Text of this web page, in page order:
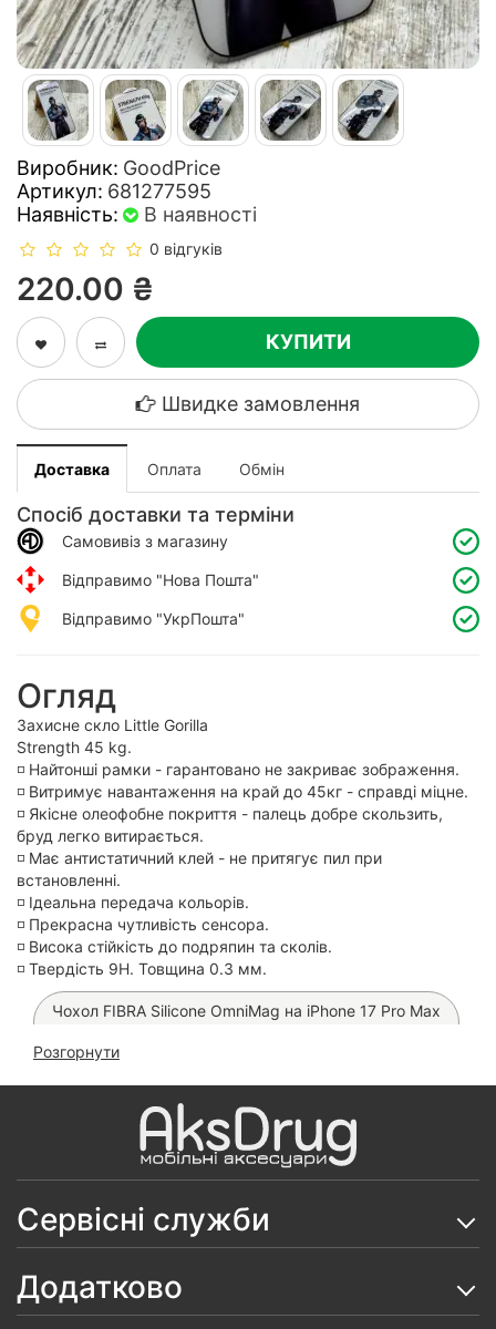
Виробник: GoodPrice
Артикул: 681277595
Наявність:
В наявності
0 відгуків
220.00 ₴
КУПИТИ
Швидке замовлення
Доставка Оплата Обмін
Спосіб доставки та терміни
Самовивіз з магазину
Відправимо "Нова Пошта"
Відправимо "УкрПошта"
Огляд
Захисне скло Little Gorilla
Strength 45 kg.
◽️ Найтонші рамки - гарантовано не закриває зображення.
◽️ Витримує навантаження на край до 45кг - справді міцне.
◽️ Якісне олеофобне покриття - палець добре скользить,
бруд легко витирається.
◽️ Має антистатичний клей - не притягує пил при
встановленні.
◽️ Ідеальна передача кольорів.
◽️ Прекрасна чутливість сенсора.
◽️ Висока стійкість до подряпин та сколів.
◽️ Твердість 9H. Товщина 0.3 мм.
Чохол FIBRA Silicone OmniMag на iPhone 17 Pro Max
Чохол Fibra Carbonite MagSafe на iPhone 17 Pro
Max (Blue Stripes)
Чохол Shock-Proof MagSafe на iPhone 17 Pro Max
Скло Proove Achilles нa iPhone 17 Pro Max
Розгорнути
Сервісні служби
Додатково